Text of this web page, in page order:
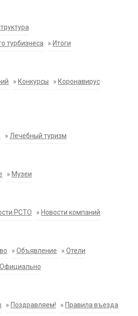
турбизнеса » Итоги
» Конкурсы » Коронавирус
» Лечебный туризм
» Музеи
РСТО » Новости компаний
» Объявление » Отели
Официально
» Поздравляем! » Правила въезда